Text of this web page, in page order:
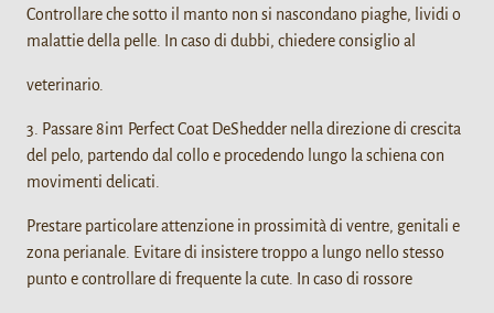
Controllare che sotto il manto non si nascondano piaghe, lividi o
malattie della pelle. In caso di dubbi, chiedere consiglio al
veterinario.
3. Passare 8in1 Perfect Coat DeShedder nella direzione di crescita
del pelo, partendo dal collo e procedendo lungo la schiena con
movimenti delicati.
Prestare particolare attenzione in prossimità di ventre, genitali e
zona perianale. Evitare di insistere troppo a lungo nello stesso
punto e controllare di frequente la cute. In caso di rossore